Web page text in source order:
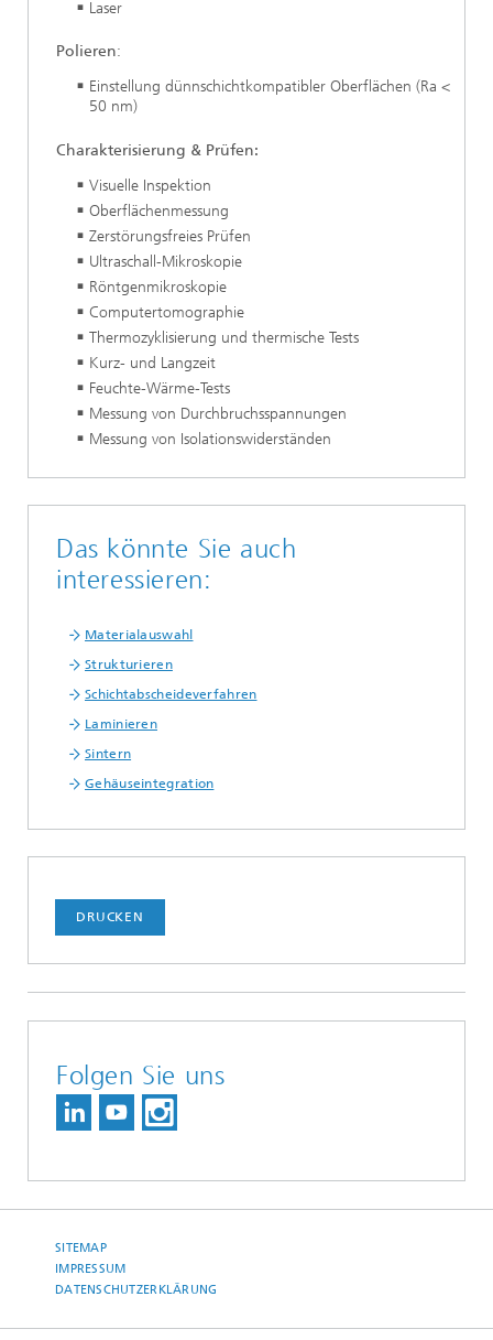
Laser
Polieren:
Einstellung dünnschichtkompatibler Oberflächen (Ra <
50 nm)
Charakterisierung & Prüfen:
Visuelle Inspektion
Oberflächenmessung
Zerstörungsfreies Prüfen
Ultraschall-Mikroskopie
Röntgenmikroskopie
Computertomographie
Thermozyklisierung und thermische Tests
Kurz- und Langzeit
Feuchte-Wärme-Tests
Messung von Durchbruchsspannungen
Messung von Isolationswiderständen
Das könnte Sie auch
interessieren:
Materialauswahl
Strukturieren
Schichtabscheideverfahren
Laminieren
Sintern
Gehäuseintegration
DRUCKEN
Folgen Sie uns
SITEMAP
IMPRESSUM
DATENSCHUTZERKLÄRUNG